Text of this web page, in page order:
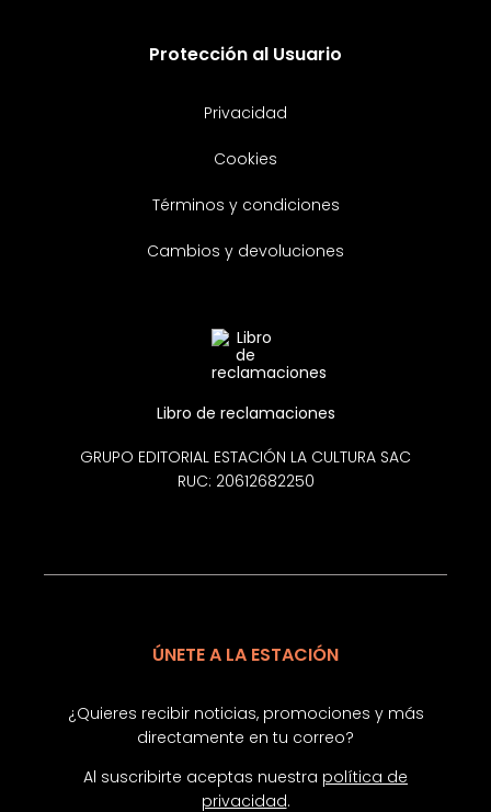
Protección al Usuario
Privacidad
Cookies
Términos y condiciones
Cambios y devoluciones
Libro de reclamaciones
GRUPO EDITORIAL ESTACIÓN LA CULTURA SAC
RUC: 20612682250
ÚNETE A LA ESTACIÓN
¿Quieres recibir noticias, promociones y más
directamente en tu correo?
Al suscribirte aceptas nuestra política de
privacidad.